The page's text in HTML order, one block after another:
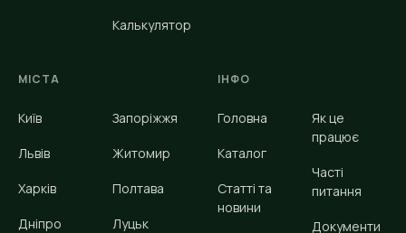
Калькулятор
МІСТА
Київ
Львів
Харків
Дніпро
Запоріжжя
Житомир
Полтава
Луцьк
ІНФО
Головна
Каталог
Статті та
новини
Як це
працює
Часті
питання
Документи